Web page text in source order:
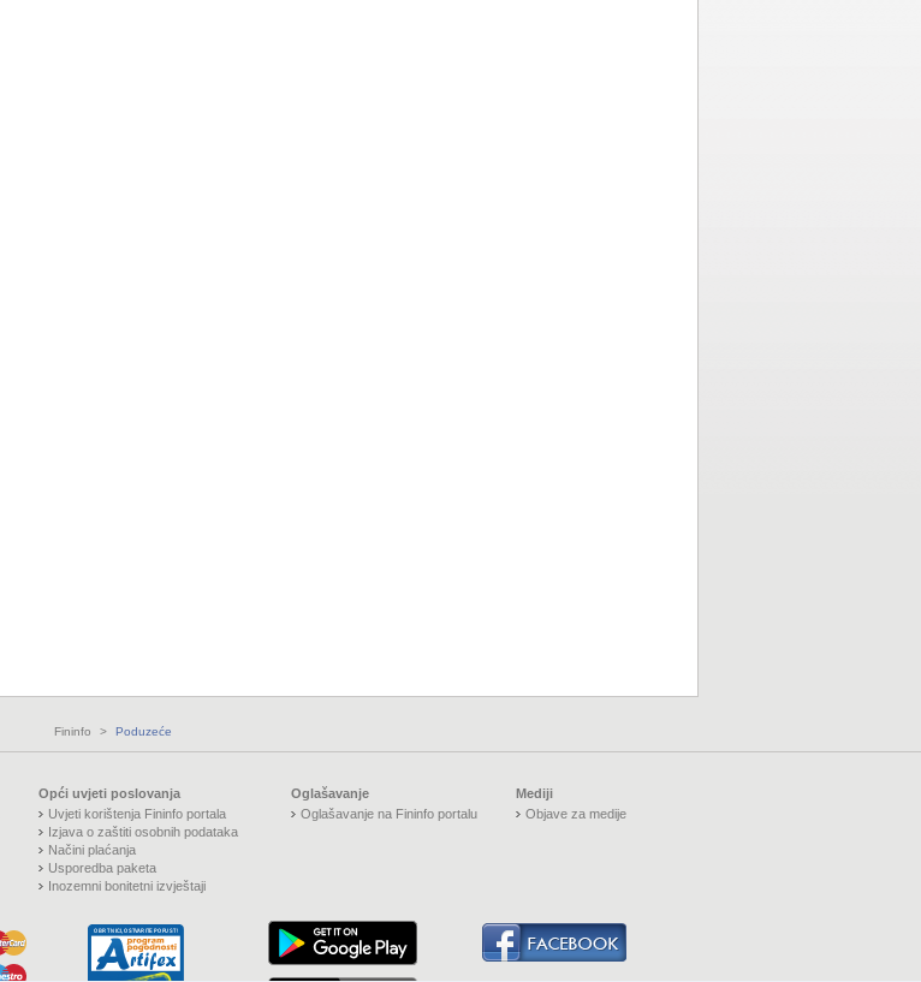
Fininfo > Poduzeće
Opći uvjeti poslovanja
Uvjeti korištenja Fininfo portala
Izjava o zaštiti osobnih podataka
Načini plaćanja
Usporedba paketa
Inozemni bonitetni izvještaji
Oglašavanje
Oglašavanje na Fininfo portalu
Mediji
Objave za medije